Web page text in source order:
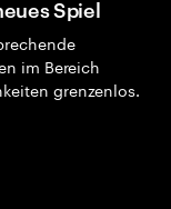
Spiel
im Bereich
grenzenlos.